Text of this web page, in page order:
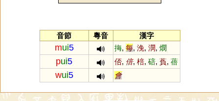
音節 粵音 漢字
mui5 挴,每,浼,潣,燘
pui5 俖, 倍,棓,碚,萯,蓓
wui5 會